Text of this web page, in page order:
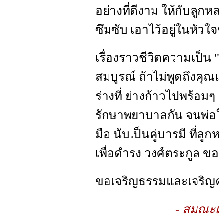
อย่างที่ดีงาม ให้กับลูกห
ซึมซับ เอาไว้อยู่ในหัวใ
เรื่องราวชีวิตความเป็
สมบูรณ์ ถ้าไม่พูดถึงคุณ
ร่างที่ ย่างก้าวไปพร้อม
รักษาพยาบาลกัน จนพ่
มือ นับเป็นคู่บารมี ที่ลูก
เพื่อดำรง วงศ์ตระกูล ข
ขอเจริญธรรมและเจริ
- สมณะ